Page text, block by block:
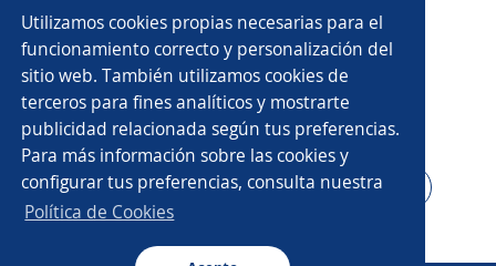
Utilizamos cookies propias necesarias para el
funcionamiento correcto y personalización del
sitio web. También utilizamos cookies de
terceros para fines analíticos y mostrarte
publicidad relacionada según tus preferencias.
Para más información sobre las cookies y
configurar tus preferencias, consulta nuestra
Política de Cookies
Asesor/a comercial Asesor/a comercial freelance
Producción Ejecutivo/a comercial
Auxiliar de almacén Asesor/a telefónico
Asesor/a servicio al cliente Auxiliar administrativo/a
Auxiliar de cocina Conductor/a